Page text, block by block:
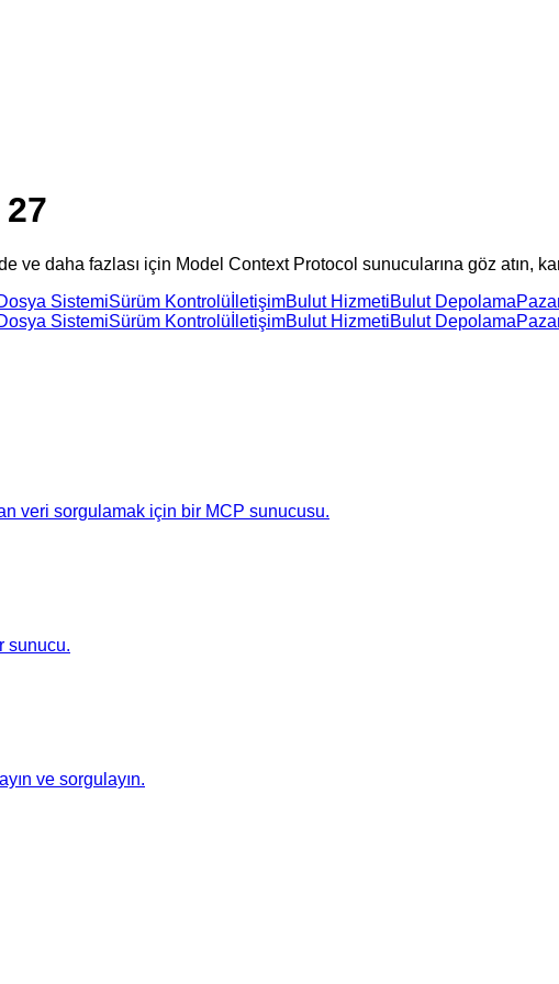
daha fazlası için Model Context Protocol sunucularına göz atın,
SistemiSürüm Kontrolü İletişimBulut HizmetiBulut Depolama
SistemiSürüm Kontrolü İletişimBulut HizmetiBulut Depolama
veri sorgulamak için bir MCP sunucusu.
sunucu.
ve sorgulayın.